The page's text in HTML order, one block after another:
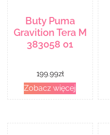
Buty Puma
Gravition Tera M
383058 01
199.99zł
Zobacz więcej